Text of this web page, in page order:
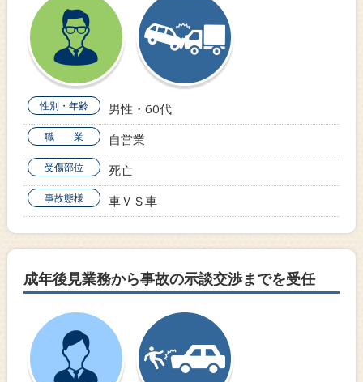
性別・年齢 男性・60代
職 業 自営業
受傷部位 死亡
事故態様 車ＶＳ車
成年後見業務から事故の示談交渉までを受任